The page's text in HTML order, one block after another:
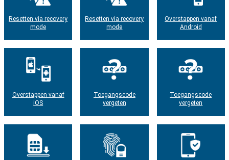
Resetten via recovery
mode
Resetten via recovery
mode
Overstappen vanaf
Android
Overstappen vanaf
iOS
Toegangscode
vergeten
Toegangscode
vergeten